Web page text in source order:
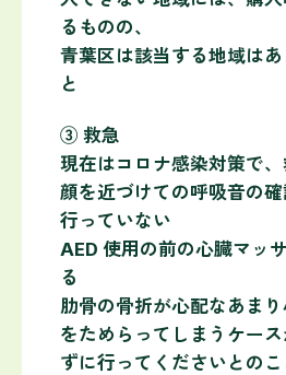
るものの、
青葉区は該当する地域は
と
③ 救急
現在はコロナ感染対策で
顔を近づけての呼吸音の
行っていない
AED 使用の前の心臓マッ
る
肋骨の骨折が心配なあま
をためらってしまうケー
ずに行ってくださいとのこ